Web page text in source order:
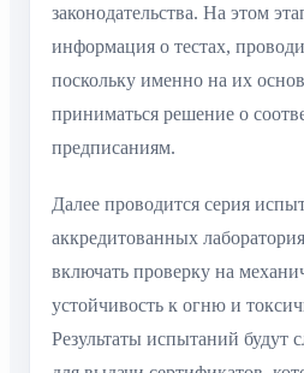
законодательства. На этом
информация о тестах,
поскольку именно на их
приниматься решение о
предписаниям.
Далее проводится серия
аккредитованных
включать проверку на
устойчивость к огню и
Результаты испытаний будут